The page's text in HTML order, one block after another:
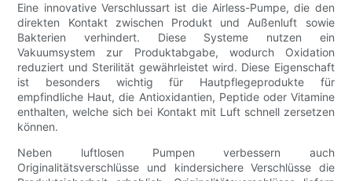
Eine innovative Verschlussart ist die Airless-Pumpe, die den
direkten Kontakt zwischen Produkt und Außenluft sowie
Bakterien verhindert. Diese Systeme nutzen ein
Vakuumsystem zur Produktabgabe, wodurch Oxidation
reduziert und Sterilität gewährleistet wird. Diese Eigenschaft
ist besonders wichtig für Hautpflegeprodukte für
empfindliche Haut, die Antioxidantien, Peptide oder Vitamine
enthalten, welche sich bei Kontakt mit Luft schnell zersetzen
können.
Neben luftlosen Pumpen verbessern auch
Originalitätsverschlüsse und kindersichere Verschlüsse die